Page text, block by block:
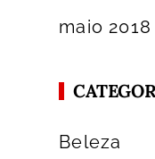
maio 2018
Beleza